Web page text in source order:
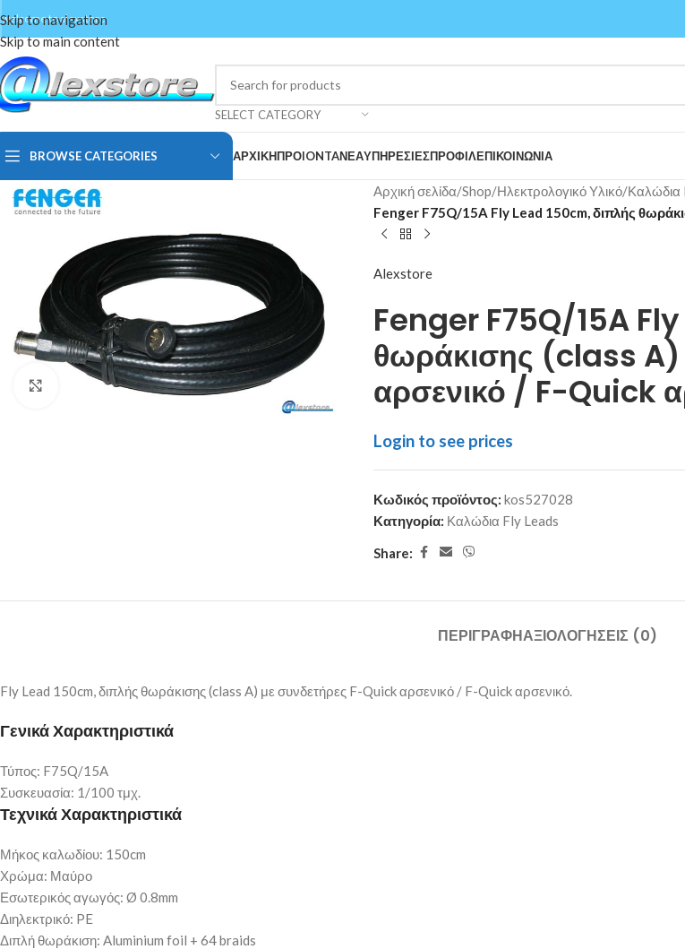
Skip to navigation
Skip to main content
welcome to alexstore
SELECT CATEGORY
BROWSE CATEGORIES ΑΡΧΙΚΗΠΡΟIONTAΝΕΑΥΠΗΡΕΣΙΕΣΠΡΟΦΙΛΕΠΙΚΟΙΝΩΝΙΑ
Click to enlarge
Αρχική σελίδα/Shop/Ηλεκτρολογικό Υλικό/Καλώδια
Fenger F75Q/15A Fly Lead 150cm, διπλής
Alexstore
Fenger F75Q/15A
θωράκισης (class A)
αρσενικό / F-Quick
Login to see prices
Κωδικός προϊόντος:kos527028
Κατηγορία: Καλώδια Fly Leads
Share:
ΠΕΡΙΓΡΑΦΉΑΞΙΟΛΟΓΉΣΕΙΣ (0)
Fly Lead 150cm, διπλής θωράκισης (class A) με συνδετήρες F-Quick αρσενικό / F-Quick αρσενικό.
Γενικά Χαρακτηριστικά
Τύπος: F75Q/15A
Συσκευασία: 1/100 τμχ.
Τεχνικά Χαρακτηριστικά
Μήκος καλωδίου: 150cm
Χρώμα: Μαύρο
Εσωτερικός αγωγός: Ø 0.8mm
Διηλεκτρικό: PE
Διπλή θωράκιση: Aluminium foil + 64 braids